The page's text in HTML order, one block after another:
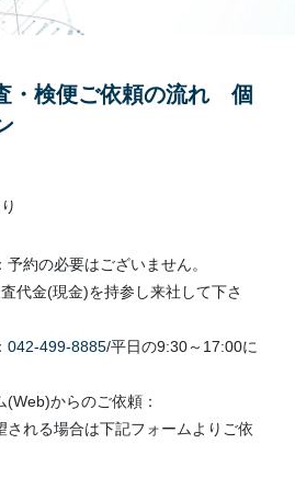
・検便ご依頼の流れ 個
約の必要はございません。
代金(現金)を持参し来社して下さ
042-499-8885/平日の9:30～17:00に
からのご依頼：
される場合は下記フォームよりご依